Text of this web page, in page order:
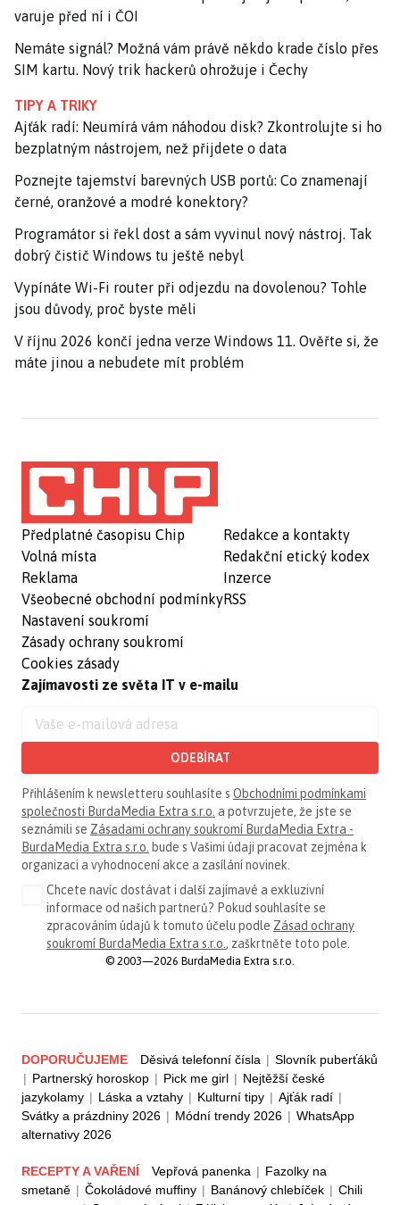
varuje před ní i ČOI
Nemáte signál? Možná vám právě někdo krade číslo přes
SIM kartu. Nový trik hackerů ohrožuje i Čechy
TIPY A TRIKY
Ajťák radí: Neumírá vám náhodou disk? Zkontrolujte si ho
bezplatným nástrojem, než přijdete o data
Poznejte tajemství barevných USB portů: Co znamenají
černé, oranžové a modré konektory?
Programátor si řekl dost a sám vyvinul nový nástroj. Tak
dobrý čistič Windows tu ještě nebyl
Vypínáte Wi-Fi router při odjezdu na dovolenou? Tohle
jsou důvody, proč byste měli
V říjnu 2026 končí jedna verze Windows 11. Ověřte si, že
máte jinou a nebudete mít problém
Předplatné časopisu Chip
Volná místa
Reklama
Všeobecné obchodní podmínky
Nastavení soukromí
Zásady ochrany soukromí
Cookies zásady
Redakce a kontakty
Redakční etický kodex
Inzerce
RSS
Zajímavosti ze světa IT v e-mailu
ODEBÍRAT
Přihlášením k newsletteru souhlasíte s Obchodními podmínkami
společnosti BurdaMedia Extra s.r.o. a potvrzujete, že jste se
seznámili se Zásadami ochrany soukromí BurdaMedia Extra -
BurdaMedia Extra s.r.o. bude s Vašimi údaji pracovat zejména k
organizaci a vyhodnocení akce a zasílání novinek.
Chcete navíc dostávat i další zajímavé a exkluzivní
informace od našich partnerů? Pokud souhlasíte se
zpracováním údajů k tomuto účelu podle Zásad ochrany
soukromí BurdaMedia Extra s.r.o. , zaškrtněte toto pole.
© 2003—2026 BurdaMedia Extra s.r.o.
DOPORUČUJEME Děsivá telefonní čísla | Slovník puberťáků
| Partnerský horoskop | Pick me girl | Nejtěžší české
jazykolamy | Láska a vztahy | Kulturní tipy | Ajťák radí |
Svátky a prázdniny 2026 | Módní trendy 2026 | WhatsApp
alternativy 2026
RECEPTY A VAŘENÍ Vepřová panenka | Fazolky na
smetaně | Čokoládové muffiny | Banánový chlebíček | Chili